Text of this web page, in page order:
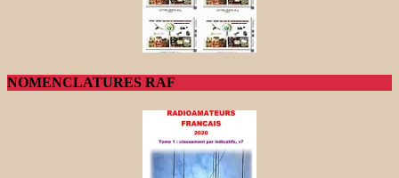
NOMENCLATURES RAF